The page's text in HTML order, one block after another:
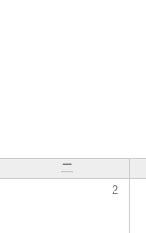
二
2